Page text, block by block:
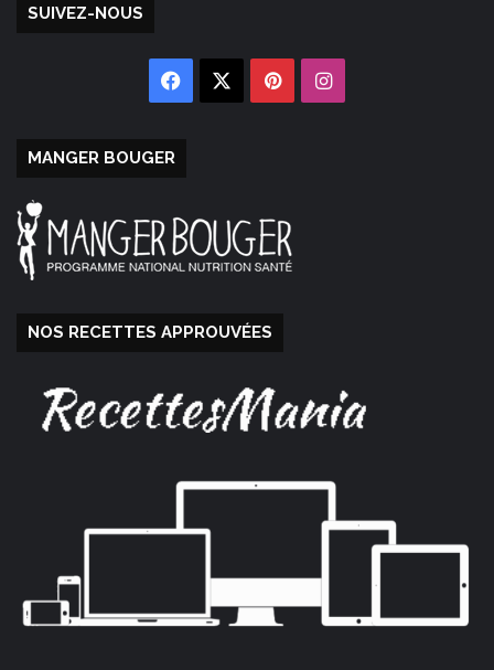
SUIVEZ-NOUS
Facebook PinterestInstagram
MANGER BOUGER
NOS RECETTES APPROUVÉES